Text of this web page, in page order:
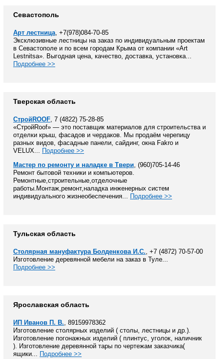
Севастополь
Арт лестница, +7(978)084-70-85
Эксклюзивные лестницы на заказ по индивидуальным проектам
в Севастополе и по всем городам Крыма от компании «Art
Lestnitsa». Выгодная цена, качество, доставка, установка...
Подробнее >>
Тверская область
СтройROOF, 7 (4822) 75-28-85
«СтройRoof» — это поставщик материалов для строительства и
отделки крыш, фасадов и чердаков. Мы продаём черепицу
разных видов, фасадные панели, сайдинг, окна Fakro и
VELUX... Подробнее >>
Мастер по ремонту и наладке в Твери, (960)705-14-46
Ремонт бытовой техники и компьютеров.
Ремонтные,строительные,отделочные
работы.Монтаж,ремонт,наладка инженерных систем
индивидуального жизнеобеспечения... Подробнее >>
Тульская область
Столярная мануфактура Болденкова И.С., +7 (4872) 70-57-00
Изготовление деревянной мебели на заказ в Туле...
Подробнее >>
Ярославская область
ИП Иванов П. В., 89159978362
Изготовление столярных изделий ( столы, лестницы и др.).
Изготовление погонажных изделий ( плинтус, уголок, наличник
). Изготовление деревянной тары по чертежам заказчика(
ящики... Подробнее >>